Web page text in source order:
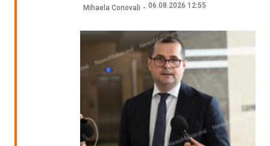
Mihaela Conovali 06.08.2026 12:55